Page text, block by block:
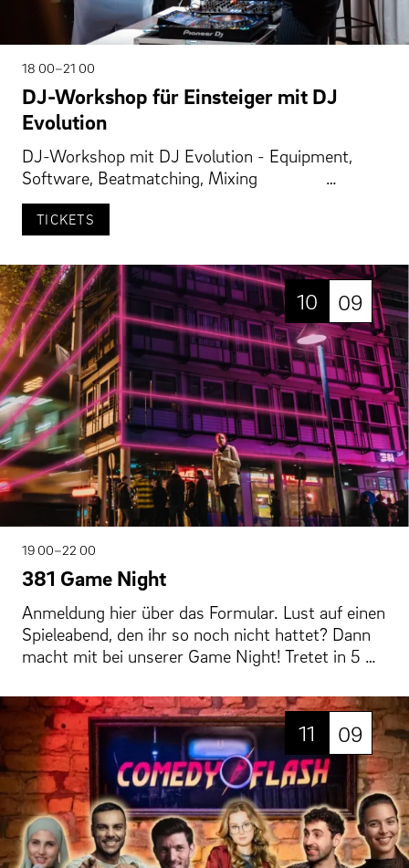
18 00–21 00
DJ-Workshop für Einsteiger mit DJ
Evolution
DJ-Workshop mit DJ Evolution - Equipment,
Software, Beatmatching, Mixing …
TICKETS
10 09
19 00–22 00
381 Game Night
Anmeldung hier über das Formular. Lust auf einen
Spieleabend, den ihr so noch nicht hattet? Dann
macht mit bei unserer Game Night! Tretet in 5 …
11 09